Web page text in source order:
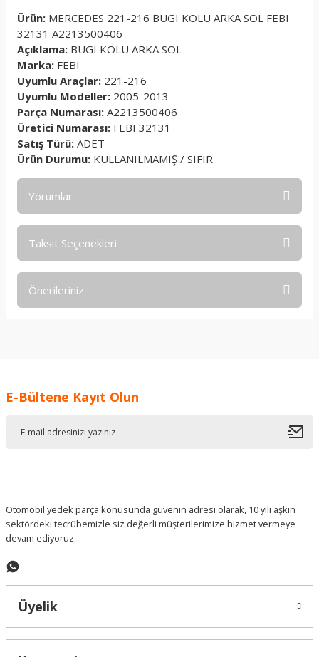
Ürün: MERCEDES 221-216 BUGI KOLU ARKA SOL FEBI
32131 A2213500406
Açıklama: BUGI KOLU ARKA SOL
Marka: FEBI
Uyumlu Araçlar: 221-216
Uyumlu Modeller: 2005-2013
Parça Numarası: A2213500406
Üretici Numarası: FEBI 32131
Satış Türü: ADET
Ürün Durumu: KULLANILMAMIŞ / SIFIR
Yorumlar
Taksit Seçenekleri
Önerileriniz
Ürün resmi kalitesiz, bozuk veya görüntülenemiyor.
E-Bültene Kayıt Olun
Otomobil yedek parça konusunda güvenin adresi olarak, 10 yılı aşkın
sektördeki tecrübemizle siz değerli müşterilerimize hizmet vermeye
devam ediyoruz.
Üyelik